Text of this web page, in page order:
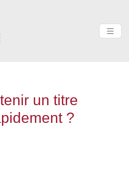
un titre
?